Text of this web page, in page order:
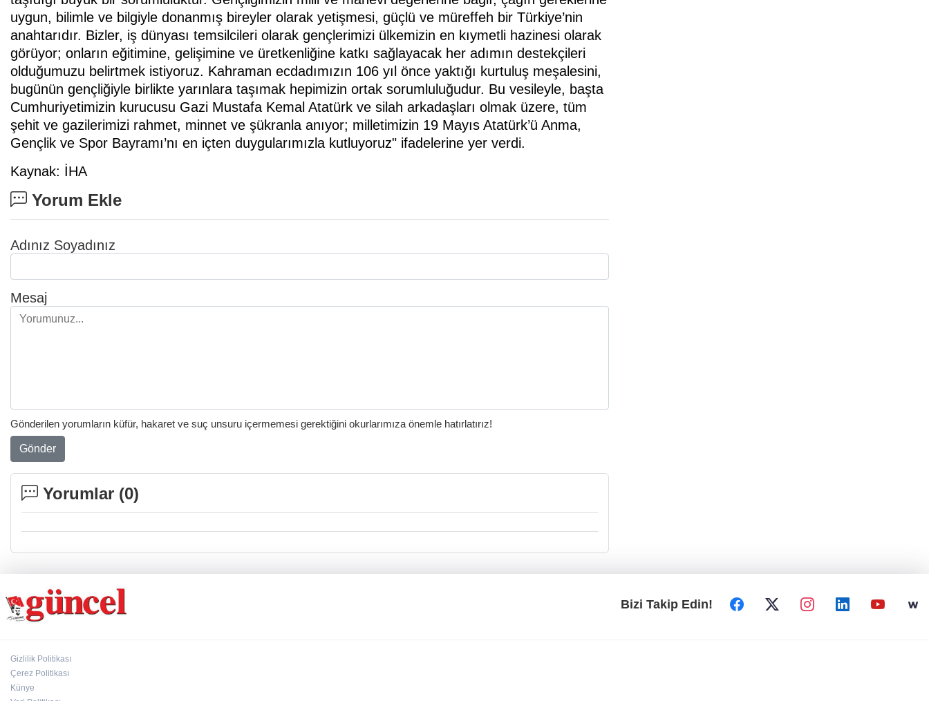
uygun, bilimle ve bilgiyle donanmış bireyler olarak yetişmesi, güçlü ve müreffeh bir Türkiye’nin
anahtarıdır. Bizler, iş dünyası temsilcileri olarak gençlerimizi ülkemizin en kıymetli hazinesi olarak
görüyor; onların eğitimine, gelişimine ve üretkenliğine katkı sağlayacak her adımın destekçileri
olduğumuzu belirtmek istiyoruz. Kahraman ecdadımızın 106 yıl önce yaktığı kurtuluş meşalesini,
bugünün gençliğiyle birlikte yarınlara taşımak hepimizin ortak sorumluluğudur. Bu vesileyle, başta
Cumhuriyetimizin kurucusu Gazi Mustafa Kemal Atatürk ve silah arkadaşları olmak üzere, tüm
şehit ve gazilerimizi rahmet, minnet ve şükranla anıyor; milletimizin 19 Mayıs Atatürk’ü Anma,
Gençlik ve Spor Bayramı’nı en içten duygularımızla kutluyoruz" ifadelerine yer verdi.
Kaynak: İHA
Yorum Ekle
Adınız Soyadınız
Mesaj
Gönderilen yorumların küfür, hakaret ve suç unsuru içermemesi gerektiğini okurlarımıza önemle hatırlatırız!
Gönder
Yorumlar (0)
Bizi Takip Edin!
Gizlilik Politikası
Çerez Politikası
Künye